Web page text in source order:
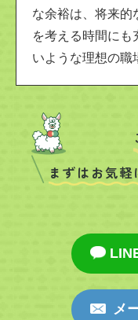
な余裕は、将来的
を考える時間にも
いような理想の職
まずはお気軽
メ